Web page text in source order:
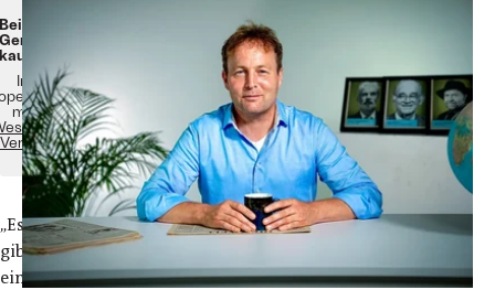
In
mit
Verlag
„Es
gibt
einen